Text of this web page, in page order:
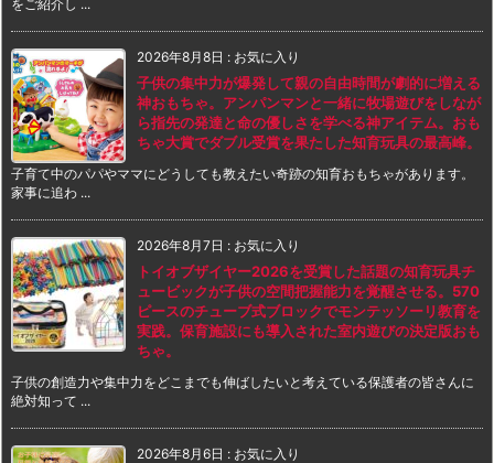
をご紹介し ...
2026年8月8日 : お気に入り
子供の集中力が爆発して親の自由時間が劇的に増える
神おもちゃ。アンパンマンと一緒に牧場遊びをしなが
ら指先の発達と命の優しさを学べる神アイテム。おも
ちゃ大賞でダブル受賞を果たした知育玩具の最高峰。
子育て中のパパやママにどうしても教えたい奇跡の知育おもちゃがあります。
家事に追わ ...
2026年8月7日 : お気に入り
トイオブザイヤー2026を受賞した話題の知育玩具チ
ュービックが子供の空間把握能力を覚醒させる。570
ピースのチューブ式ブロックでモンテッソーリ教育を
実践。保育施設にも導入された室内遊びの決定版おも
ちゃ。
子供の創造力や集中力をどこまでも伸ばしたいと考えている保護者の皆さんに
絶対知って ...
2026年8月6日 : お気に入り